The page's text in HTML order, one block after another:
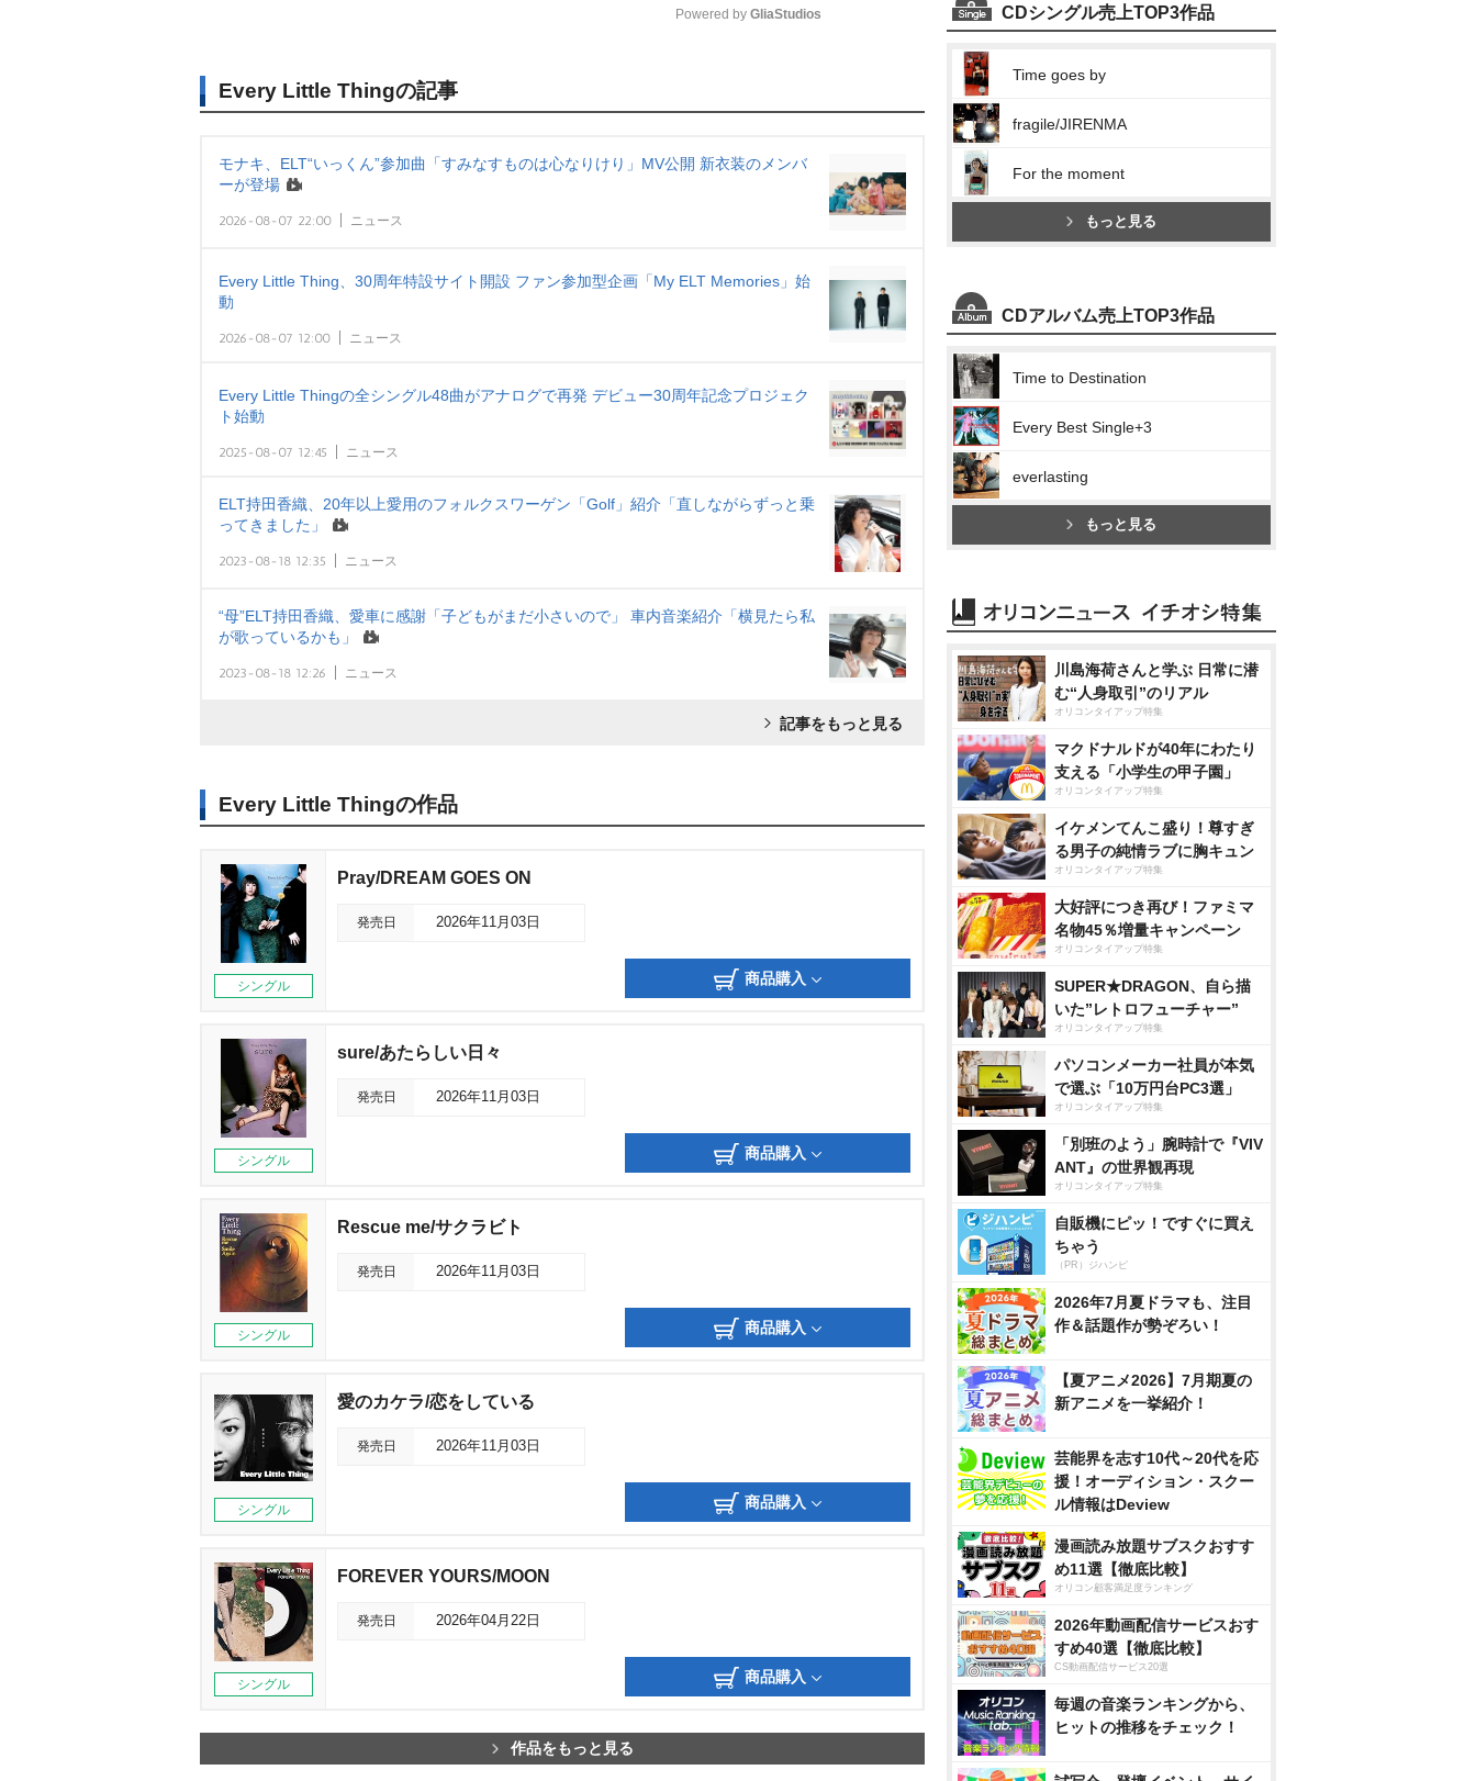
u
e
Powered by GliaStudios
Every Little Thingの記事
モナキ、ELT“いっくん”参加曲「すみなすものは心なりけり」MV公開 新衣装のメンバ
ーが登場
2026-08-07 22:00 ニュース
Every Little Thing、30周年特設サイト開設 ファン参加型企画「My ELT Memories」始
動
2026-08-07 12:00 ニュース
Every Little Thingの全シングル48曲がアナログで再発 デビュー30周年記念プロジェク
ト始動
2025-08-07 12:45 ニュース
ELT持田香織、20年以上愛用のフォルクスワーゲン「Golf」紹介「直しながらずっと乗
ってきました」
2023-08-18 12:35 ニュース
“母”ELT持田香織、愛車に感謝「子どもがまだ小さいので」 車内音楽紹介「横見たら私
が歌っているかも」
2023-08-18 12:26 ニュース
記事をもっと見る
Every Little Thingの作品
シングル
Pray/DREAM GOES ON
発売日 2026年11月03日
商品購入
シングル
sure/あたらしい日々
発売日 2026年11月03日
商品購入
シングル
Rescue me/サクラビト
発売日 2026年11月03日
商品購入
シングル
愛のカケラ/恋をしている
発売日 2026年11月03日
商品購入
シングル
FOREVER YOURS/MOON
発売日 2026年04月22日
商品購入
作品をもっと見る
CDシングル売上TOP3作品
Time goes by
fragile/JIRENMA
For the moment
もっと見る
CDアルバム売上TOP3作品
Time to Destination
Every Best Single+3
everlasting
もっと見る
川島海荷さんと学ぶ 日常に潜
む“人身取引”のリアル
オリコンタイアップ特集
マクドナルドが40年にわたり
支える「小学生の甲子園」
オリコンタイアップ特集
イケメンてんこ盛り！尊すぎ
る男子の純情ラブに胸キュン
オリコンタイアップ特集
大好評につき再び！ファミマ
名物45％増量キャンペーン
オリコンタイアップ特集
SUPER★DRAGON、自ら描
いた”レトロフューチャー”
オリコンタイアップ特集
パソコンメーカー社員が本気
で選ぶ「10万円台PC3選」
オリコンタイアップ特集
「別班のよう」腕時計で『VIV
ANT』の世界観再現
オリコンタイアップ特集
自販機にピッ！ですぐに買え
ちゃう
（PR）ジハンピ
2026年7月夏ドラマも、注目
作＆話題作が勢ぞろい！
【夏アニメ2026】7月期夏の
新アニメを一挙紹介！
芸能界を志す10代～20代を応
援！オーディション・スクー
ル情報はDeview
漫画読み放題サブスクおすす
め11選【徹底比較】
オリコン顧客満足度ランキング
2026年動画配信サービスおす
すめ40選【徹底比較】
CS動画配信サービス20選
毎週の音楽ランキングから、
ヒットの推移をチェック！